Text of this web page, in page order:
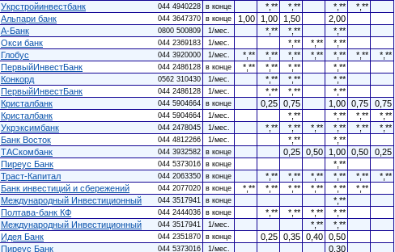
Укрстройинвестбанк
044 4940228 в конце *,** *,** *,**
*,**
Альпари банк
044 3647370 в конце 1,00 1,00 1,50
2,00
А-Банк
0800 500809 1/мес. *,** *,**
*,**
Окси банк
044 2369183 1/мес. *,** *,**
*,**
Глобус
044 3920000 1/мес. *,** *,** *,** *,** *,** *,**
*,**
ПервыйИнвестБанк
044 2486128 в конце *,** *,** *,**
*,**
Конкорд
0562 310430 1/мес. *,** *,**
*,**
ПервыйИнвестБанк
044 2486128 1/мес. *,** *,**
*,**
Кристалбанк
044 5904664 в конце 0,25 0,75 1,00 0,75
0,75
Кристалбанк
044 5904664 1/мес. *,** *,** *,**
*,**
Укрэксимбанк
044 2478045 1/мес. *,** *,** *,** *,** *,**
*,**
Банк Восток
044 4812266 1/мес. *,**
*,**
ТАСкомбанк
044 3932582 в конце 0,25 0,50 1,00 0,50
0,25
Пиреус Банк
044 5373016 в конце
*,**
Траст-Капитал
044 2063350 в конце *,** *,** *,** *,** *,**
*,**
Банк инвестиций и сбережений
044 2077020 в конце *,** *,** *,** *,** *,**
*,**
Международный Инвестиционный
044 3517941 в конце
*,**
Полтава-банк КФ
044 2444036 в конце *,** *,** *,**
*,**
Международный Инвестиционный
044 3517941 1/мес. *,**
*,**
Идея Банк
044 2351870 в конце 0,25 0,35 0,40 0,50
Пиреус Банк
044 5373016 1/мес.
0,30